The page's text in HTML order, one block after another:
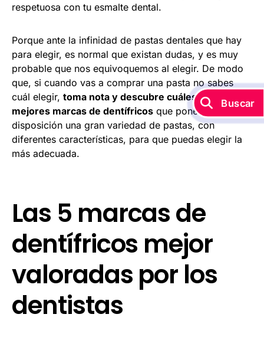
respetuosa con tu esmalte dental.
Porque ante la infinidad de pastas dentales que hay
para elegir, es normal que existan dudas, y es muy
probable que nos equivoquemos al elegir. De modo
que, si cuando vas a comprar una pasta no sabes
cuál elegir, toma nota y descubre cuáles son las
mejores marcas de dentífricos que ponen a tu
disposición una gran variedad de pastas, con
diferentes características, para que puedas elegir la
más adecuada.
Las 5 marcas de
dentífricos mejor
valoradas por los
dentistas
Buscar